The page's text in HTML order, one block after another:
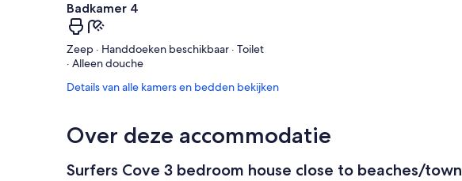
Badkamer 4
Zeep · Handdoeken beschikbaar · Toilet
· Alleen douche
Details van alle kamers en bedden bekijken
Over deze accommodatie
Surfers Cove 3 bedroom house close to beaches/town